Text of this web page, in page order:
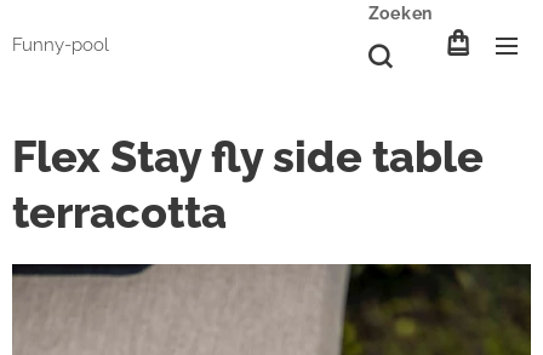
Funny-pool
Zoeken
Flex Stay fly side table
terracotta